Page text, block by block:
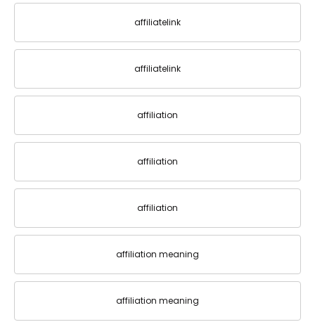
affiliatelink
affiliatelink
affiliation
affiliation
affiliation
affiliation meaning
affiliation meaning